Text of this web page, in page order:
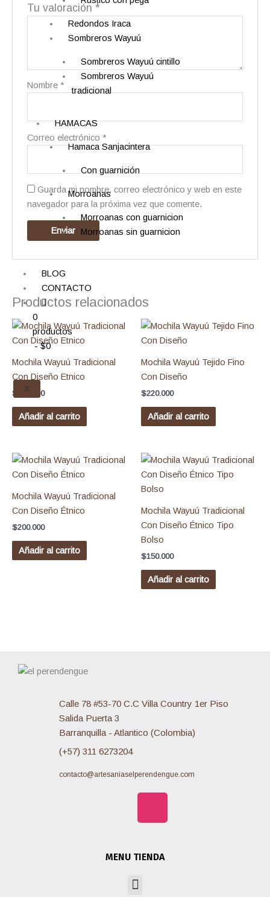
Redondos Iraca
Sombreros Wayuú
Sombreros Wayuú cintillo
Sombreros Wayuú
tradicional
HAMACAS
Hamaca Sanjacintera
Con guarnición
Morroanas
Morroanas con guarnicion
Morroanas sin guarnicion
BLOG
CONTACTO
0
productos
$0
X
Tu valoración*
Nombre *
Correo electrónico *
Guarda mi nombre, correo electrónico y web en este
navegador para la próxima vez que comente.
Productos relacionados
Mochila Wayuú Tradicional
Con Diseño Etnico
$ 200.000
Añadir al carrito
Mochila Wayuú Tejido Fino
Con Diseño
$220.000
Añadir al carrito
Mochila Wayuú Tradicional
Con Diseño Étnico
$200.000
Añadir al carrito
Mochila Wayuú Tradicional
Con Diseño Étnico Tipo
Bolso
$150.000
Añadir al carrito
Calle 78 #53-70 C.C Villa Country 1er Piso
Salida Puerta 3
Barranquilla - Atlantico (Colombia)
(+57) 311 6273204
contacto@artesaniaselperendengue.com
a
I
n
MENU TIENDA
Menu